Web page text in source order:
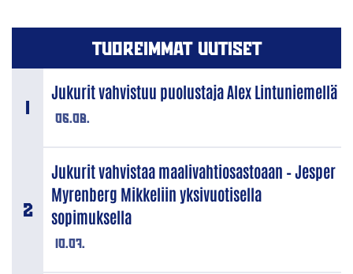
TUOREIMMAT UUTISET
06.08.
Jukurit vahvistuu puolustaja Alex Lintuniemellä
10.07.
Jukurit vahvistaa maalivahtiosastoaan – Jesper
Myrenberg Mikkeliin yksivuotisella
sopimuksella